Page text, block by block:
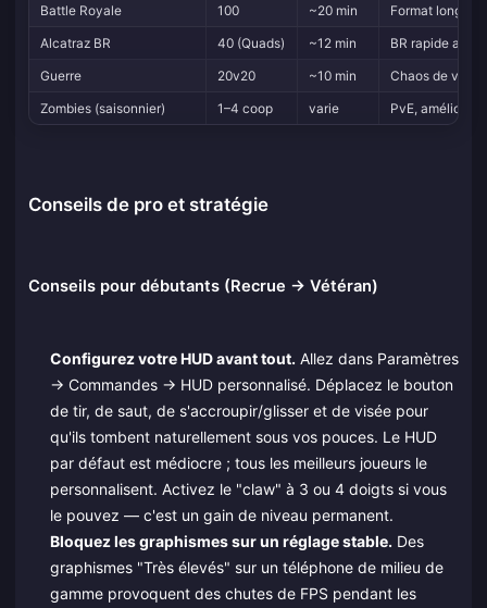
Battle Royale
100 ~20 min
Format long,
Alcatraz BR
40 (Quads) ~12 min
BR rapide
Guerre
20v20 ~10 min
Chaos de
Zombies (saisonnier)
1–4 coop varie PvE,
Conseils de pro et stratégie
Conseils pour débutants (Recrue → Vétéran)
Configurez votre HUD avant tout. Allez dans Paramètres
→ Commandes → HUD personnalisé. Déplacez le bouton
de tir, de saut, de s'accroupir/glisser et de visée pour
qu'ils tombent naturellement sous vos pouces. Le HUD
par défaut est médiocre ; tous les meilleurs joueurs le
personnalisent. Activez le "claw" à 3 ou 4 doigts si vous
le pouvez — c'est un gain de niveau permanent.
Bloquez les graphismes sur un réglage stable. Des
graphismes "Très élevés" sur un téléphone de milieu de
gamme provoquent des chutes de FPS pendant les